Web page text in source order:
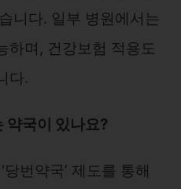
니다. 일부 병원에서는
하며, 건강보험 적용도
다.
약국이 있나요?
번약국’ 제도를 통해